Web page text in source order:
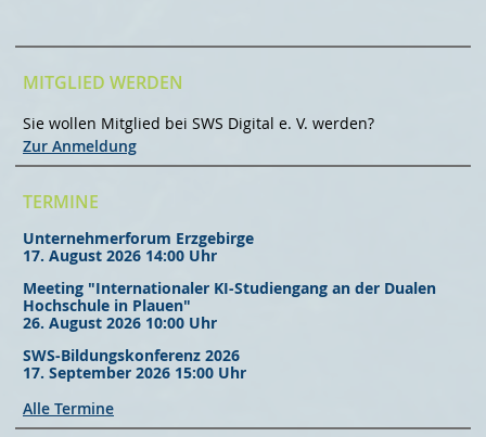
MITGLIED WERDEN
Sie wollen Mitglied bei SWS Digital e. V. werden?
Zur Anmeldung
TERMINE
Unternehmerforum Erzgebirge
17. August 2026 14:00 Uhr
Meeting "Internationaler KI-Studiengang an der Dualen
Hochschule in Plauen"
26. August 2026 10:00 Uhr
SWS-Bildungskonferenz 2026
17. September 2026 15:00 Uhr
Alle Termine